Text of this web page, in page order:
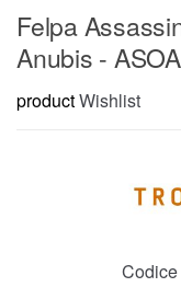
Felpa
Anubis -
productWishlist